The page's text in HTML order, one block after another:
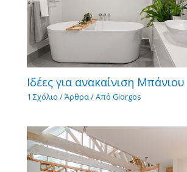
Ιδέες για ανακαίνιση Μπάνιου
1 Σχόλιο /Άρθρα/ ΑπόGiorgos